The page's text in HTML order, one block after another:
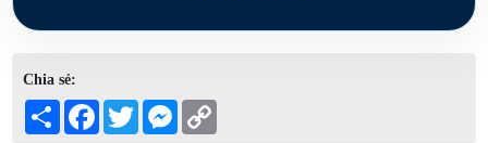
Chia sẻ:
Share FacebookTwitterMessenger
THI CÔNG NỘI THẤT TRỌN GÓI CHO NHÀ PHỐ TẠI
BÌNH DƯƠNG